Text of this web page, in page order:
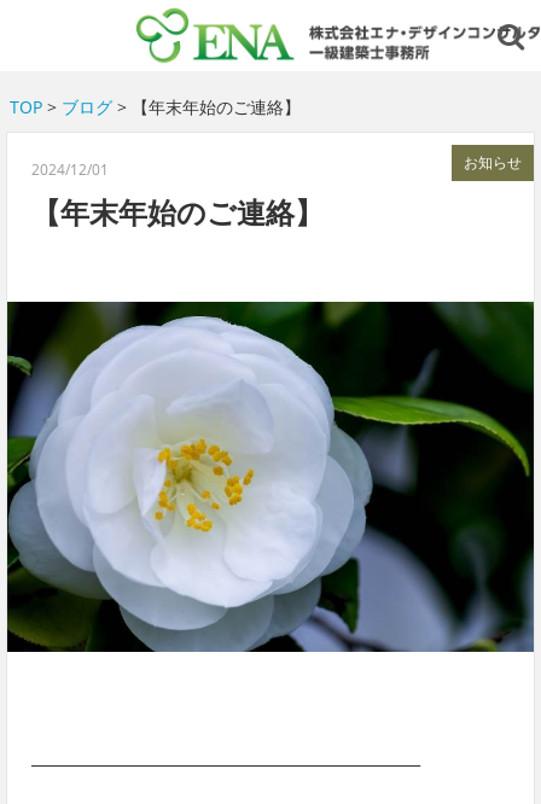
TOP> ブログ> 【年末年始のご連絡】
お知らせ
2024/12/01
【年末年始のご連絡】